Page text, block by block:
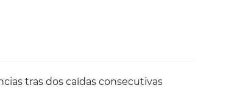
tras dos caídas consecutivas